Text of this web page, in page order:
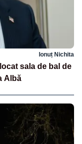
Ionuț Nichita
sala de bal de
Albă